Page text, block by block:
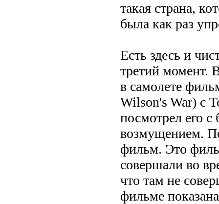
такая страна,
была как раз
Есть здесь и
третий момент.
в самолете
Wilson's War) с
посмотрел его
возмущением.
фильм. Это
совершали во
что там не
фильме